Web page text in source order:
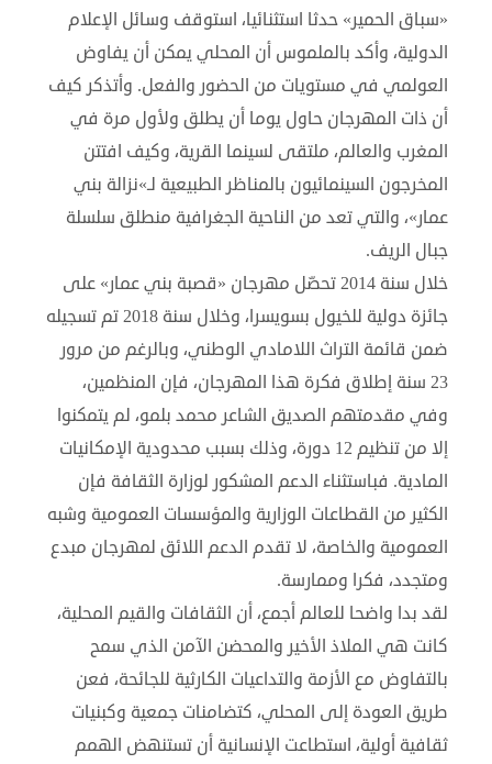
«سباق الحمير» حدثا استثنائيا، استوقف وسائل الإعلام
الدولية، وأكد بالملموس أن المحلي يمكن أن يفاوض
العولمي في مستويات من الحضور والفعل. وأتذكر كيف
أن ذات المهرجان حاول يوما أن يطلق ولأول مرة في
المغرب والعالم، ملتقى لسينما القرية، وكيف افتتن
المخرجون السينمائيون بالمناظر الطبيعية لـ»نزالة بني
عمار»، والتي تعد من الناحية الجغرافية منطلق سلسلة
جبال الريف.
خلال سنة 2014 تحصّل مهرجان «قصبة بني عمار» على
جائزة دولية للخيول بسويسرا، وخلال سنة 2018 تم تسجيله
ضمن قائمة التراث اللامادي الوطني، وبالرغم من مرور
23 سنة إطلاق فكرة هذا المهرجان، فإن المنظمين،
وفي مقدمتهم الصديق الشاعر محمد بلمو، لم يتمكنوا
إلا من تنظيم 12 دورة، وذلك بسبب محدودية الإمكانيات
المادية. فباستثناء الدعم المشكور لوزارة الثقافة فإن
الكثير من القطاعات الوزارية والمؤسسات العمومية وشبه
العمومية والخاصة، لا تقدم الدعم اللائق لمهرجان مبدع
ومتجدد، فكرا وممارسة.
لقد بدا واضحا للعالم أجمع، أن الثقافات والقيم المحلية،
كانت هي الملاذ الأخير والمحضن الآمن الذي سمح
بالتفاوض مع الأزمة والتداعيات الكارثية للجائحة، فعن
طريق العودة إلى المحلي، كتضامنات جمعية وكبنيات
ثقافية أولية، استطاعت الإنسانية أن تستنهض الهمم